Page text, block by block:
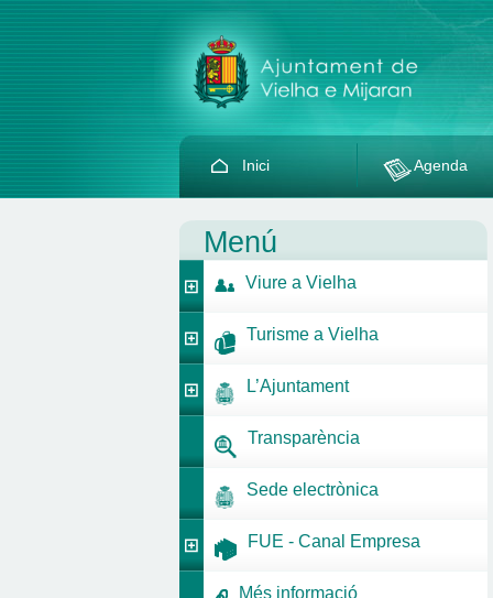
Inici Agenda
Menú
Viure a Vielha
Turisme a Vielha
L’Ajuntament
Transparència
Sede electrònica
FUE - Canal Empresa
Més informació